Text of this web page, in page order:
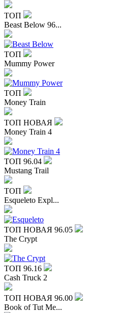
ТОП
Beast Below 96...
ТОП
Mummy Power
ТОП
Money Train
ТОП НОВАЯ
Money Train 4
ТОП 96.04
Mustang Trail
ТОП
Esqueleto Expl...
ТОП НОВАЯ 96.05
The Crypt
ТОП 96.16
Cash Truck 2
ТОП НОВАЯ 96.00
Book of Tut Me...